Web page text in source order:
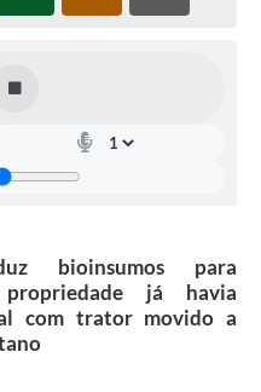
bioinsumos para
já havia
com trator movido a